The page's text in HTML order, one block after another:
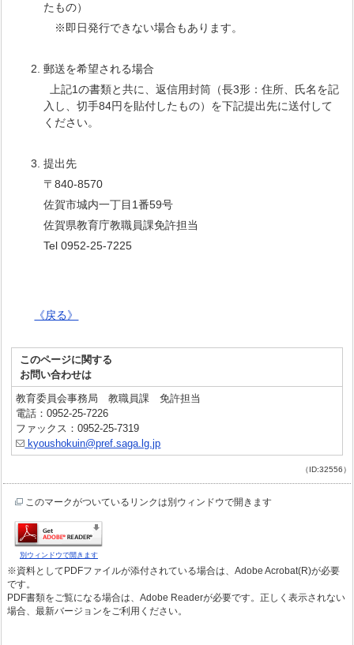
たもの）
※即日発行できない場合もあります。
郵送を希望される場合
上記1の書類と共に、返信用封筒（長3形：住所、氏名を記
入し、切手84円を貼付したもの）を下記提出先に送付して
ください。
提出先
〒840-8570
佐賀市城内一丁目1番59号
佐賀県教育庁教職員課免許担当
Tel 0952-25-7225
《戻る》
このページに関する
お問い合わせは
教育委員会事務局 教職員課 免許担当
電話：0952-25-7226
ファックス：0952-25-7319
kyoushokuin@pref.saga.lg.jp
（ID:32556）
このマークがついているリンクは別ウィンドウで開きます
別ウィンドウで開きます
※資料としてPDFファイルが添付されている場合は、Adobe Acrobat(R)が必要
です。
PDF書類をご覧になる場合は、Adobe Readerが必要です。正しく表示されない
場合、最新バージョンをご利用ください。